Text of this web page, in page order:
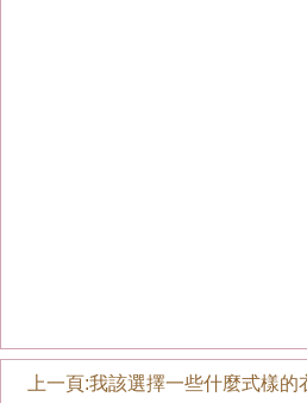
上一頁:我該選擇一些什麼式樣的衣